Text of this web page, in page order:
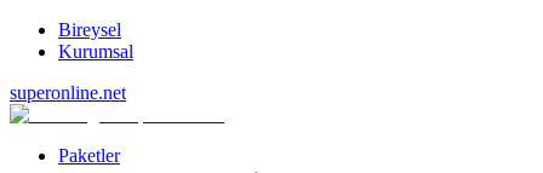
Bireysel
Kurumsal
superonline.net
Paketler